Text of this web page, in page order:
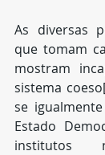
As diversas
que tomam
mostram
sistema
se
Estado
institutos